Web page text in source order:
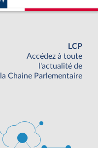
LCP
Accédez à toute
l'actualité de
la Chaine Parlementaire